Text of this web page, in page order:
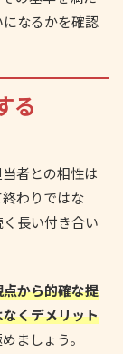
なるかを確認
る
者との相性は
わりではな
長い付き合い
から的確な提
くデメリット
ましょう。